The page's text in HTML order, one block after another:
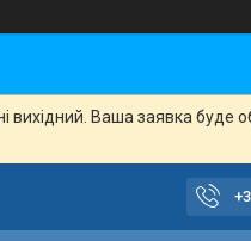
вихідний. Ваша заявка